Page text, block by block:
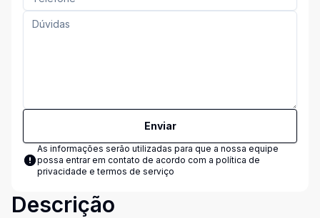
Enviar
As informações serão utilizadas para que a nossa equipe
possa entrar em contato de acordo com a política de
privacidade e termos de serviço
Descrição